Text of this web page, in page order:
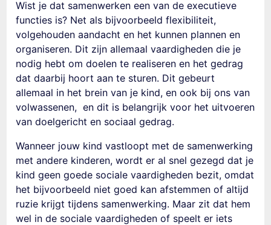
Wist je dat samenwerken een van de executieve
functies is? Net als bijvoorbeeld flexibiliteit,
volgehouden aandacht en het kunnen plannen en
organiseren. Dit zijn allemaal vaardigheden die je
nodig hebt om doelen te realiseren en het gedrag
datdaarbij hoort aan te sturen. Dit gebeurt
allemaal in het brein van je kind, en ook bij ons van
volwassenen, en dit is belangrijk voor het uitvoeren
van doelgericht en sociaal gedrag.
Wanneer jouw kind vastloopt met de samenwerking
met andere kinderen, wordt er al snel gezegd dat je
kind geen goede sociale vaardigheden bezit, omdat
het bijvoorbeeld niet goed kan afstemmen of altijd
ruzie krijgt tijdens samenwerking. Maar zit dat hem
wel in de sociale vaardigheden of speelt er iets